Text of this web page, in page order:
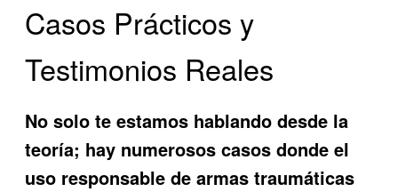
Casos Prácticos y
Testimonios Reales
No solo te estamos hablando desde la
teoría; hay numerosos casos donde el
uso responsable de armas traumáticas